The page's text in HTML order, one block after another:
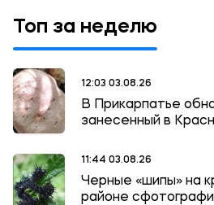
Топ за неделю
12:03 03.08.26
В Прикарпатье
занесенный в
11:44 03.08.26
Черные «шипы» на
районе